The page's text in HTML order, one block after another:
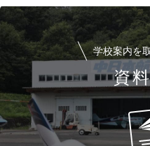
学校案内を
資